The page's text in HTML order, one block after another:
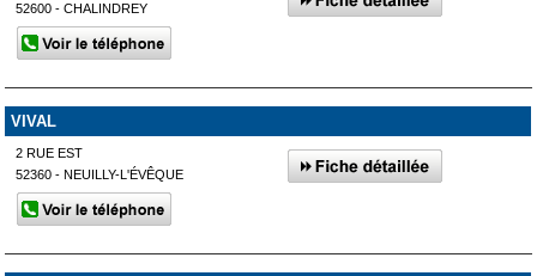
52600 - CHALINDREY
VIVAL
2 RUE EST
52360 - NEUILLY-L'ÉVÊQUE